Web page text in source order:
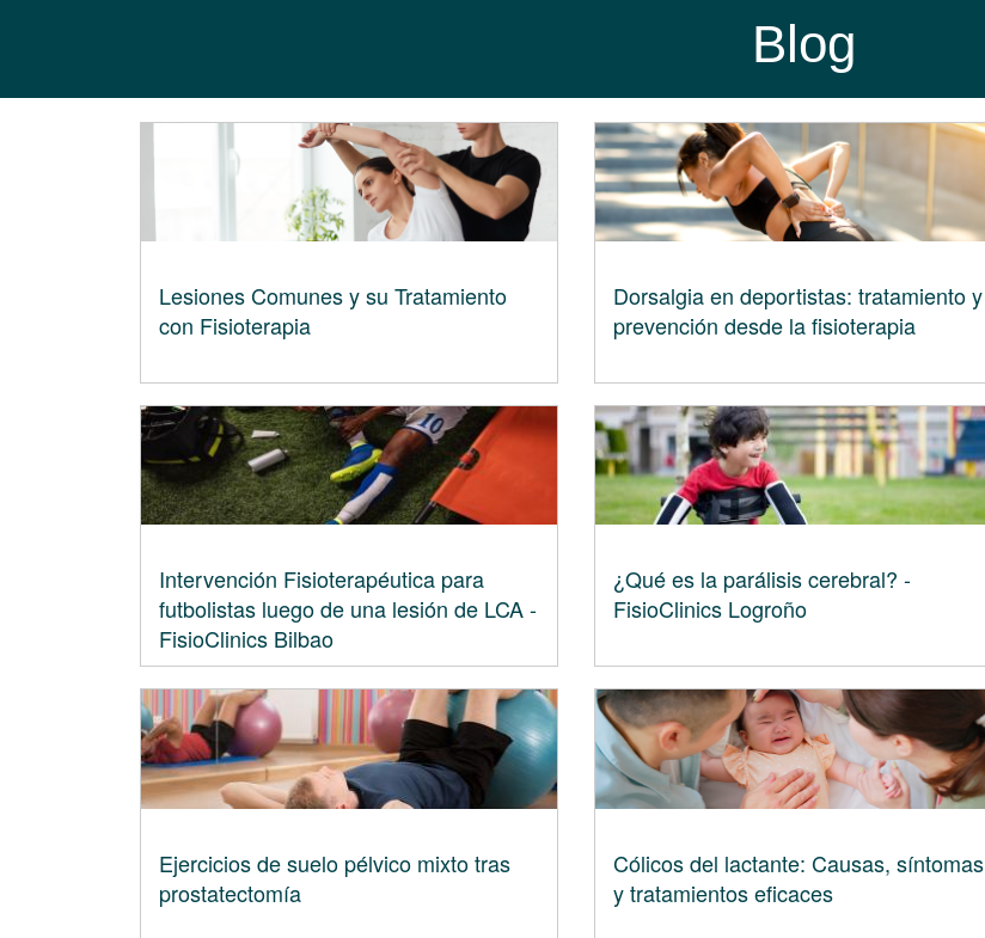
Blog
Lesiones Comunes y su Tratamiento
con Fisioterapia
Dorsalgia en deportistas: tratamiento y
prevención desde la fisioterapia
Intervención Fisioterapéutica para
futbolistas luego de una lesión de LCA -
FisioClinics Bilbao
¿Qué es la parálisis cerebral? -
FisioClinics Logroño
Ejercicios de suelo pélvico mixto tras
prostatectomía
Cólicos del lactante: Causas, síntomas
y tratamientos eficaces